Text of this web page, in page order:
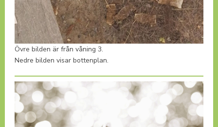
Övre bilden är från våning 3.
Nedre bilden visar bottenplan.